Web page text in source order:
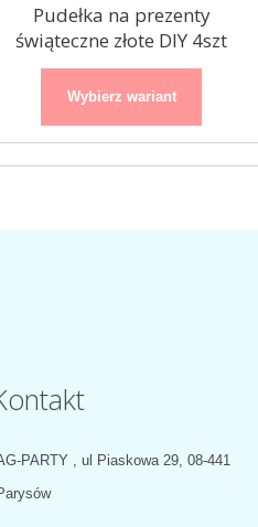
Pudełka na prezenty
świąteczne złote DIY 4szt
Wybierz wariant
PARTY , ul Piaskowa 29, 08-441